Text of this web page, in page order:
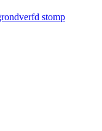
stomp